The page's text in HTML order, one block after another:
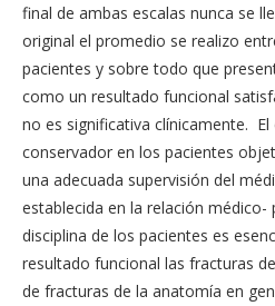
final de ambas escalas nunca se
original el promedio se realizo
pacientes y sobre todo que
como un resultado funcional
no es significativa clínicamente.
conservador en los pacientes
una adecuada supervisión del
establecida en la relación médico-
disciplina de los pacientes es
resultado funcional las fracturas
de fracturas de la anatomía en